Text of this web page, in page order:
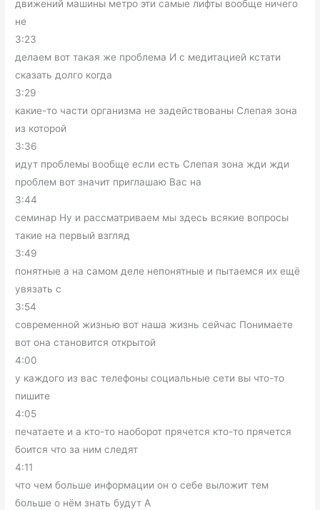
движений машины метро эти самые лифты вообще ничего
не
3:23
делаем вот такая же проблема И с медитацией кстати
сказать долго когда
3:29
какие-то части организма не задействованы Слепая зона
из которой
3:36
идут проблемы вообще если есть Слепая зона жди жди
проблем вот значит приглашаю Вас на
3:44
семинар Ну и рассматриваем мы здесь всякие вопросы
такие на первый взгляд
3:49
понятные а на самом деле непонятные и пытаемся их ещё
увязать с
3:54
современной жизнью вот наша жизнь сейчас Понимаете
вот она становится открытой
4:00
у каждого из вас телефоны социальные сети вы что-то
пишите
4:05
печатаете и а кто-то наоборот прячется кто-то прячется
боится что за ним следят
4:11
что чем больше информации он о себе выложит тем
больше о нём знать будут А